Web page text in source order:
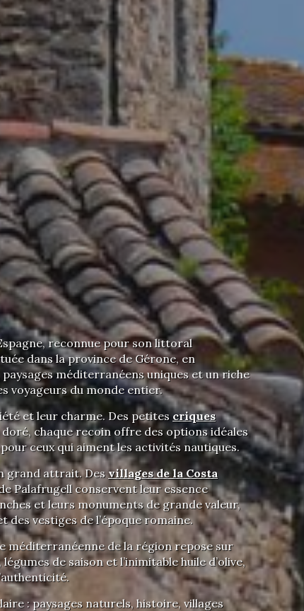
reconnue pour son littoral
dans la province de Gérone, en
méditerranéens uniques et un riche
voyageurs du monde entier.
et leur charme. Des petitescriques
chaque recoin offre des options idéales
ceux qui aiment les activités nautiques.
grand attrait. Des villages de la Costa
Palafrugell conservent leur essence
et leurs monuments de grande valeur,
des vestiges de l’époque romaine.
méditerranéenne de la région repose sur
de saison et l’inimitable huile d’olive,
: paysages naturels, histoire, villages